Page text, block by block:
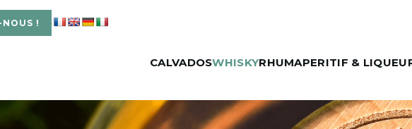
!
CALVADOSWHISKYRHUMAPERITIF &